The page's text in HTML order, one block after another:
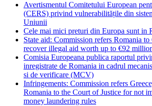
Avertismentul Comitetului European
(CERS) privind vulnerabilitățile din
Uniunii
Cele mai mici preturi din Europa sunt in
State aid: Commission refers Romania
recover illegal aid worth up to €92
Comisia Europeana publica raportul
inregistrate de Romania in cadrul
si de verificare (MCV)
Infringements: Commission refers
Romania to the Court of Justice for not
money laundering rules